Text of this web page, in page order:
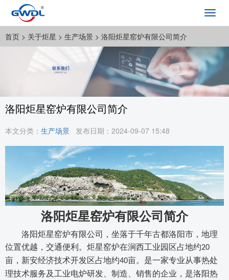
首页 > 关于炬星 > 生产场景 > 洛阳炬星窑炉有限公司简介
洛阳炬星窑炉有限公司简介
本文分类： 生产场景 发布日期：2024-09-07 15:48
洛阳炬星窑炉有限公司简介
洛阳炬星窑炉有限公司，坐落于千年古都洛阳市，地理
位置优越，交通便利。炬星窑炉在涧西工业园区占地约20
亩，新安经济技术开发区占地约40亩。是一家专业从事热处
理技术服务及工业电炉研发、制造、销售的企业，是洛阳热